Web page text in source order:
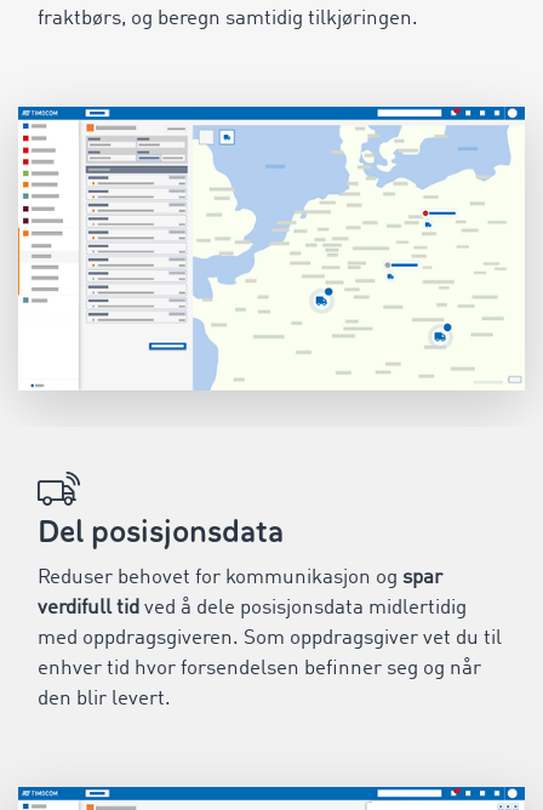
fraktbørs, og beregn samtidig tilkjøringen.
Del posisjonsdata
Reduser behovet for kommunikasjon og spar
verdifull tid ved å dele posisjonsdata midlertidig
med oppdragsgiveren. Som oppdragsgiver vet du til
enhver tid hvor forsendelsen befinner seg og når
den blir levert.